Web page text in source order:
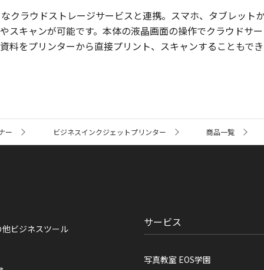
クラウドストレージサービスと連携。スマホ、タブレット
スキャンが可能です。本体の液晶画面の操作でクラウドサ
料をプリンターから直接プリント、スキャンすることもで
ー ビジネスインクジェットプリンター 商品一覧
ビジネスツール サービス
写真教室 EOS学園